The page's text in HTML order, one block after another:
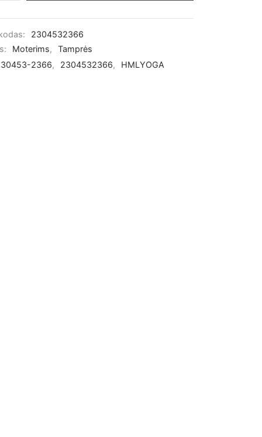
2304532366
Moterims,
Tamprės
2366, 2304532366, HMLYOGA